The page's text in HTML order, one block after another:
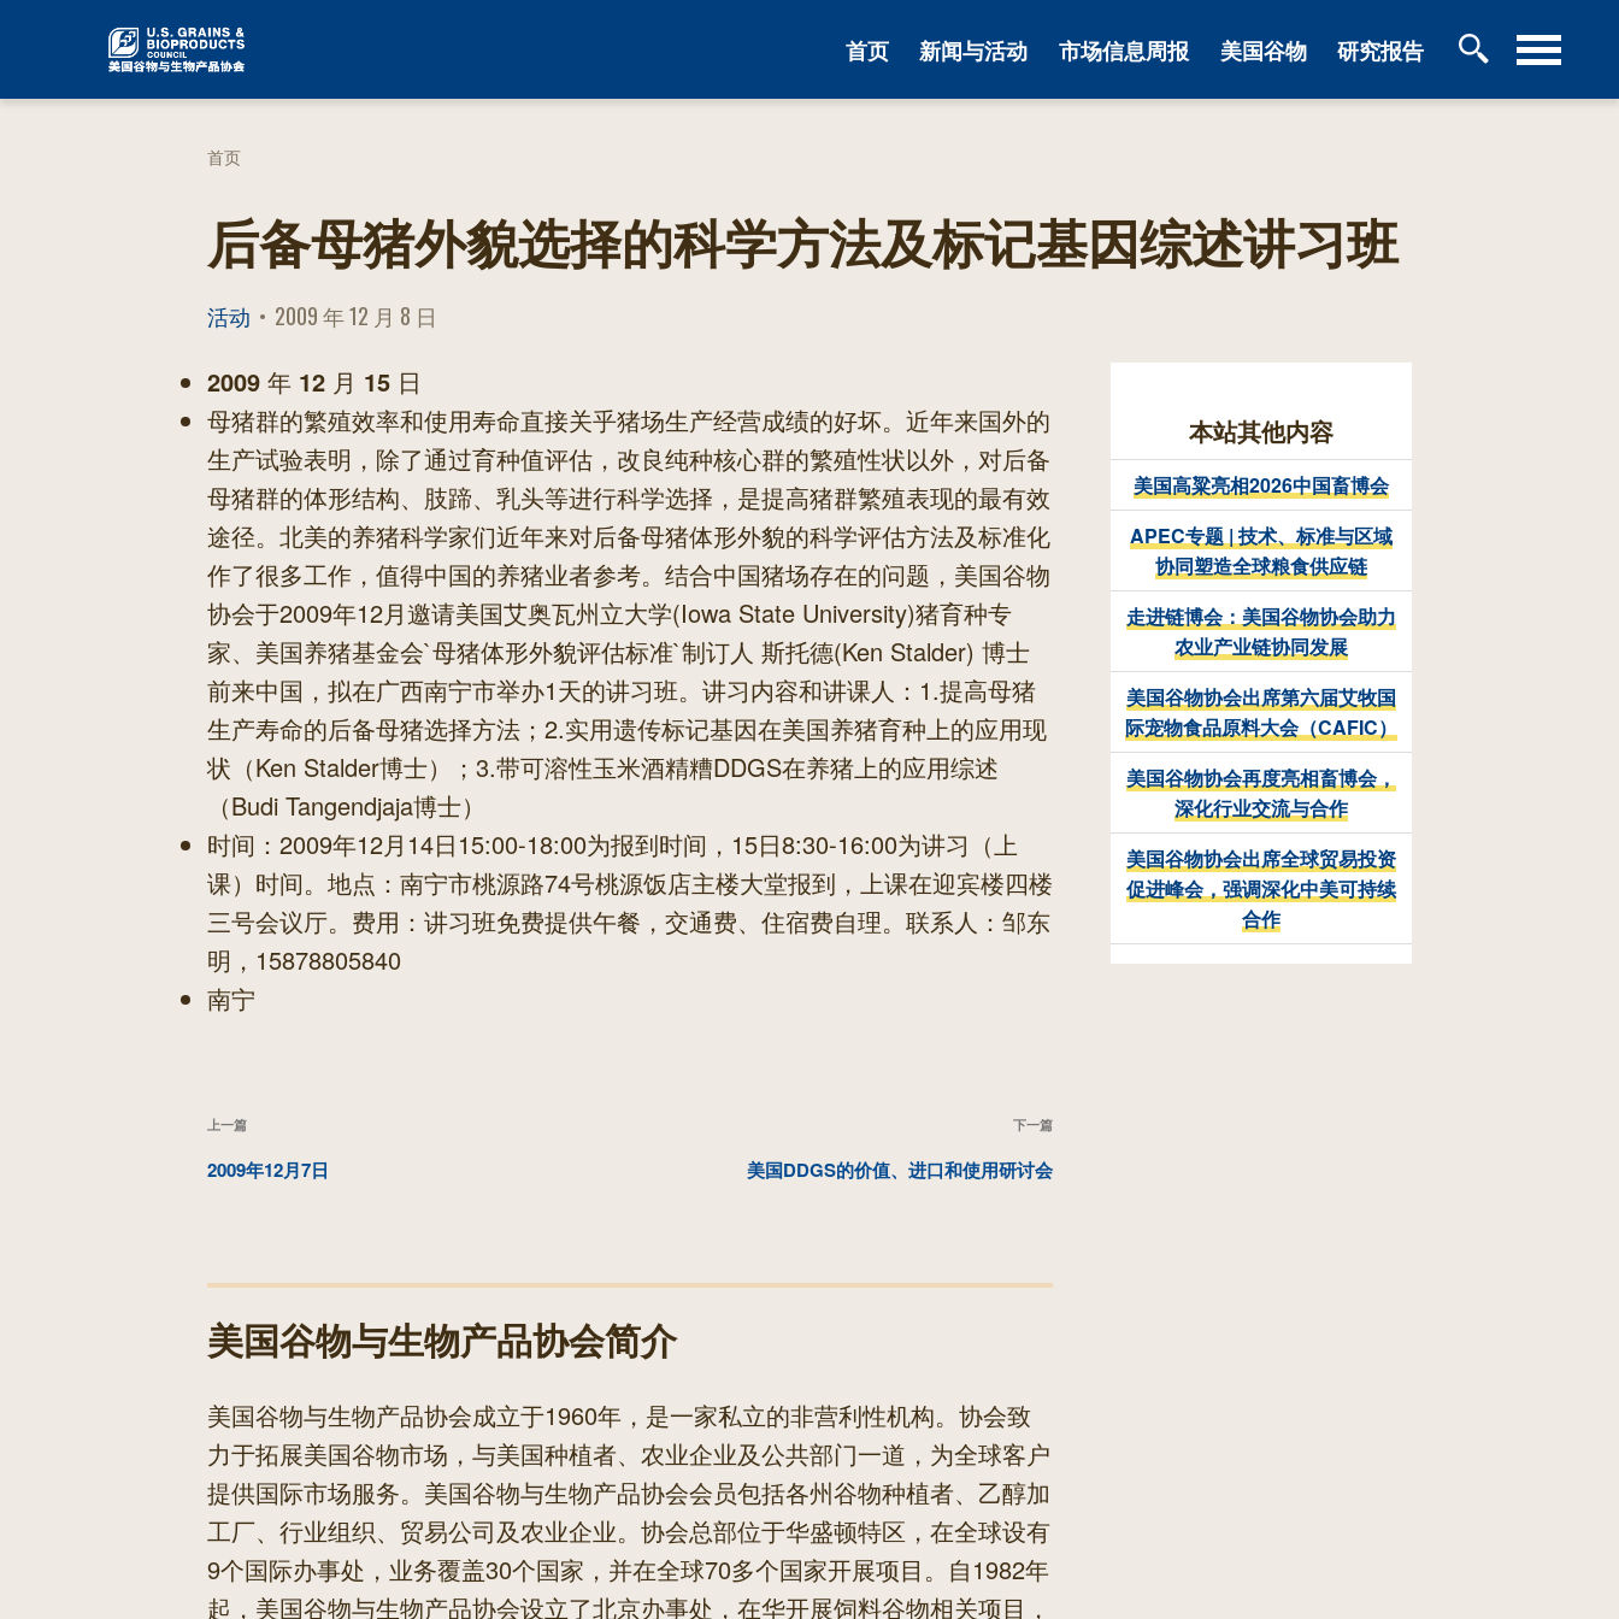
容
首页 新闻与活动 市场信息周报 美国谷物 研究报告
首页
后备母猪外貌选择的科学方法及标记基因综述讲习班
活动
POSTED
2009 年 12 月 8 日
2009 年 12 月 15 日
母猪群的繁殖效率和使用寿命直接关乎猪场生产经营成绩的好坏。近年来国外的
生产试验表明，除了通过育种值评估，改良纯种核心群的繁殖性状以外，对后备
母猪群的体形结构、肢蹄、乳头等进行科学选择，是提高猪群繁殖表现的最有效
途径。北美的养猪科学家们近年来对后备母猪体形外貌的科学评估方法及标准化
作了很多工作，值得中国的养猪业者参考。结合中国猪场存在的问题，美国谷物
协会于2009年12月邀请美国艾奥瓦州立大学(Iowa State University)猪育种专
家、美国养猪基金会`母猪体形外貌评估标准`制订人 斯托德(Ken Stalder) 博士
前来中国，拟在广西南宁市举办1天的讲习班。讲习内容和讲课人：1.提高母猪
生产寿命的后备母猪选择方法；2.实用遗传标记基因在美国养猪育种上的应用现
状（Ken Stalder博士）；3.带可溶性玉米酒精糟DDGS在养猪上的应用综述
（Budi Tangendjaja博士）
时间：2009年12月14日15:00-18:00为报到时间，15日8:30-16:00为讲习（上
课）时间。地点：南宁市桃源路74号桃源饭店主楼大堂报到，上课在迎宾楼四楼
三号会议厅。费用：讲习班免费提供午餐，交通费、住宿费自理。联系人：邹东
明，15878805840
南宁
文
章
上
一
章
上一篇
2009年12月7日
下
一
章
下一篇
美国DDGS的价值、进口和使用研讨会
美国谷物与生物产品协会简介
美国谷物与生物产品协会成立于1960年，是一家私立的非营利性机构。协会致
力于拓展美国谷物市场，与美国种植者、农业企业及公共部门一道，为全球客户
提供国际市场服务。美国谷物与生物产品协会会员包括各州谷物种植者、乙醇加
工厂、行业组织、贸易公司及农业企业。协会总部位于华盛顿特区，在全球设有
9个国际办事处，业务覆盖30个国家，并在全球70多个国家开展项目。自1982年
起，美国谷物与生物产品协会设立了北京办事处，在华开展饲料谷物相关项目，
本站其他内容
美国高粱亮相2026中国畜博会
APEC专题 | 技术、标准与区域
协同塑造全球粮食供应链
走进链博会：美国谷物协会助力
农业产业链协同发展
美国谷物协会出席第六届艾牧国
际宠物食品原料大会（CAFIC）
美国谷物协会再度亮相畜博会，
深化行业交流与合作
美国谷物协会出席全球贸易投资
促进峰会，强调深化中美可持续
合作